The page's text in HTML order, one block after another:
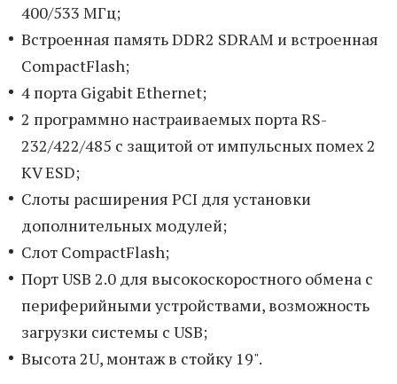
400/533 МГц;
Встроенная память DDR2 SDRAM и встроенная
CompactFlash;
4 порта Gigabit Ethernet;
2 программно настраиваемых порта RS-
232/422/485 с защитой от импульсных помех 2
KV ESD;
Слоты расширения PCI для установки
дополнительных модулей;
Слот CompactFlash;
Порт USB 2.0 для высокоскоростного обмена с
периферийными устройствами, возможность
загрузки системы с USB;
Высота 2U, монтаж в стойку 19".